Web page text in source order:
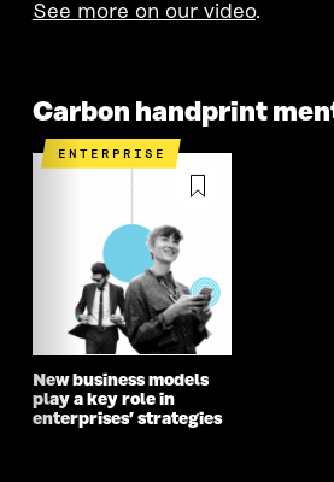
See more on our video.
Carbon handprint
ENTERPRISE
New business models
play a key role in
enterprises’ strategies